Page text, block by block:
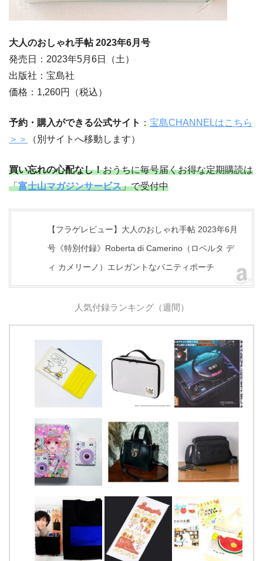
大人のおしゃれ手帖 2023年6月号
発売日：2023年5月6日（土）
出版社：宝島社
価格：1,260円（税込）
予約・購入ができる公式サイト ： 宝島CHANNELはこちら
＞＞
（別サイトへ移動します）
買い忘れの心配なし！おうちに毎号届くお得な定期購読は
「富士山マガジンサービス」で受付中
【フラゲレビュー】大人のおしゃれ手帖 2023年6月
号《特別付録》Roberta di Camerino（ロベルタ デ
ィ カメリーノ）エレガントなバニティポーチ
人気付録ランキング（週間）